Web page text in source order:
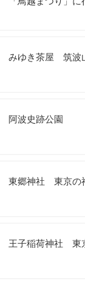
みゆき茶屋 筑波
阿波史跡公園
東郷神社 東京の
王子稲荷神社 東